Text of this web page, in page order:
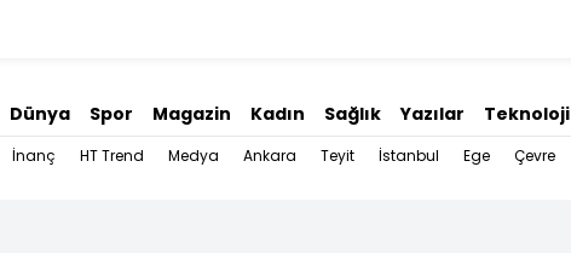
Dünya Spor Magazin Kadın Sağlık Yazılar Teknoloji
İnanç HT Trend Medya Ankara Teyit İstanbul Ege Çevre